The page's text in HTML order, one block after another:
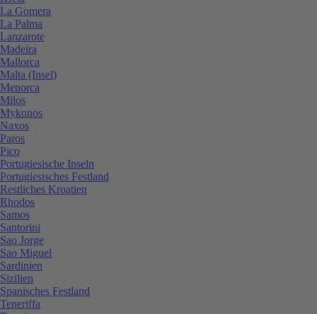
La Gomera
La Palma
Lanzarote
Madeira
Mallorca
Malta (Insel)
Menorca
Milos
Mykonos
Naxos
Paros
Pico
Portugiesische Inseln
Portugiesisches Festland
Restliches Kroatien
Rhodos
Samos
Santorini
Sao Jorge
Sao Miguel
Sardinien
Sizilien
Spanisches Festland
Teneriffa